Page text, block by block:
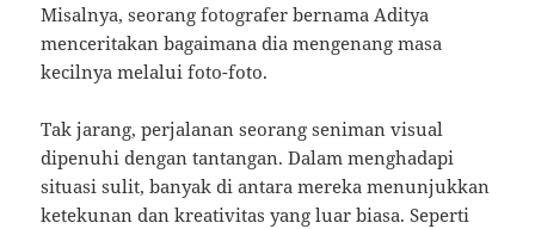
Misalnya, seorang fotografer bernama Aditya
menceritakan bagaimana dia mengenang masa
kecilnya melalui foto-foto.
Tak jarang, perjalanan seorang seniman visual
dipenuhi dengan tantangan. Dalam menghadapi
situasi sulit, banyak di antara mereka menunjukkan
ketekunan dan kreativitas yang luar biasa. Seperti